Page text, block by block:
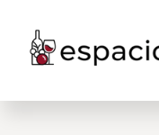
contenido